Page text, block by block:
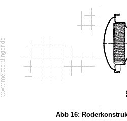
Abb 16: